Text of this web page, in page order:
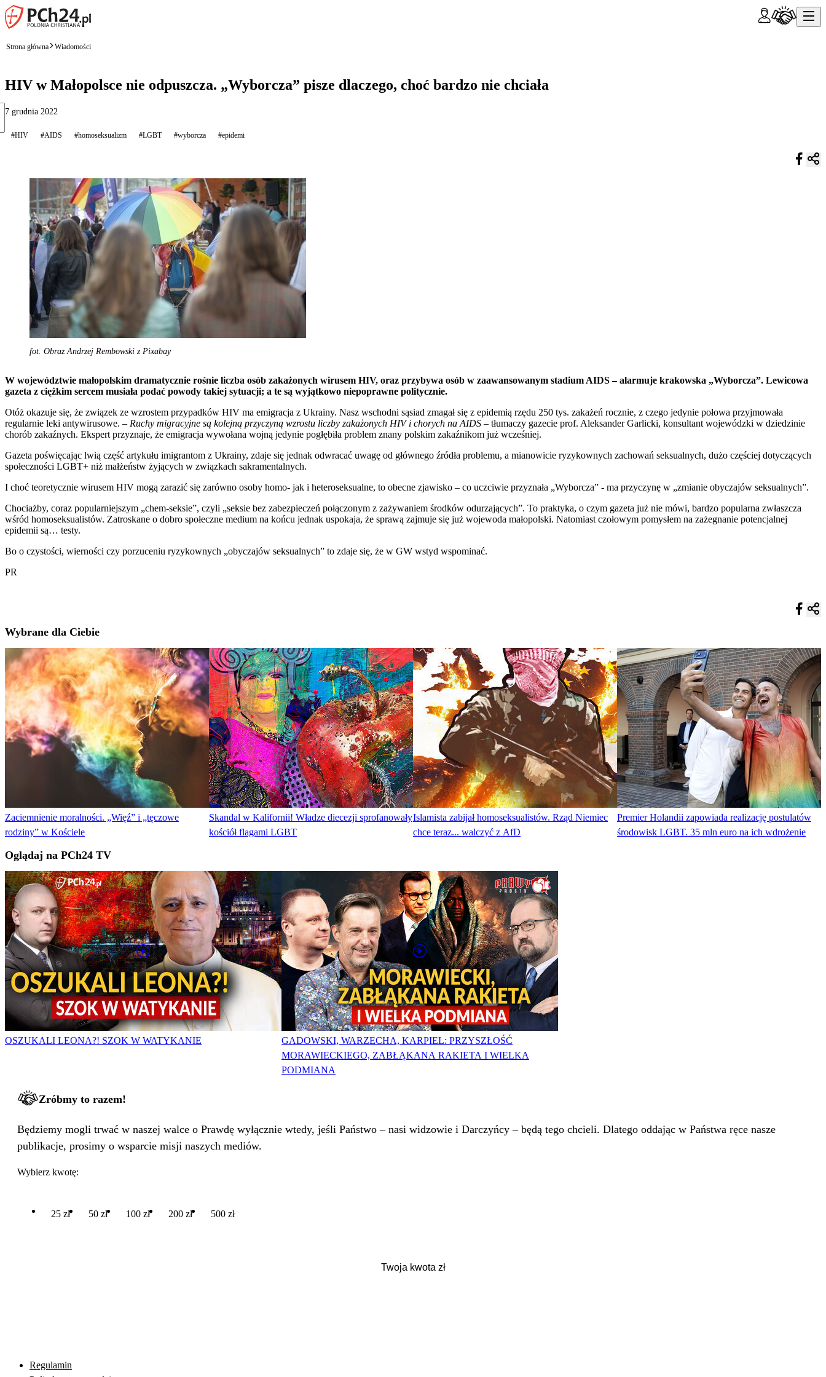
Strona główna Wiadomości
HIV w Małopolsce nie odpuszcza. „Wyborcza” pisze dlaczego, choć bardzo nie chciała
7 grudnia 2022
#HIV #AIDS #homoseksualizm #LGBT #wyborcza #epidemi
fot. Obraz Andrzej Rembowski z Pixabay
W województwie małopolskim dramatycznie rośnie liczba osób zakażonych wirusem HIV, oraz przybywa osób w zaawansowanym stadium AIDS – alarmuje krakowska „Wyborcza”. Lewicowa
gazeta z ciężkim sercem musiała podać powody takiej sytuacji; a te są wyjątkowo niepoprawne politycznie.
Otóż okazuje się, że związek ze wzrostem przypadków HIV ma emigracja z Ukrainy. Nasz wschodni sąsiad zmagał się z epidemią rzędu 250 tys. zakażeń rocznie, z czego jedynie połowa przyjmowała
regularnie leki antywirusowe. – Ruchy migracyjne są kolejną przyczyną wzrostu liczby zakażonych HIV i chorych na AIDS – tłumaczy gazecie prof. Aleksander Garlicki, konsultant wojewódzki w dziedzinie
chorób zakaźnych. Ekspert przyznaje, że emigracja wywołana wojną jedynie pogłębiła problem znany polskim zakaźnikom już wcześniej.
Gazeta poświęcając lwią część artykułu imigrantom z Ukrainy, zdaje się jednak odwracać uwagę od głównego źródła problemu, a mianowicie ryzykownych zachowań seksualnych, dużo częściej dotyczących
społeczności LGBT+ niż małżeństw żyjących w związkach sakramentalnych.
I choć teoretycznie wirusem HIV mogą zarazić się zarówno osoby homo- jak i heteroseksualne, to obecne zjawisko – co uczciwie przyznała „Wyborcza” - ma przyczynę w „zmianie obyczajów seksualnych”.
Chociażby, coraz popularniejszym „chem-seksie”, czyli „seksie bez zabezpieczeń połączonym z zażywaniem środków odurzających”. To praktyka, o czym gazeta już nie mówi, bardzo popularna zwłaszcza
wśród homoseksualistów. Zatroskane o dobro społeczne medium na końcu jednak uspokaja, że sprawą zajmuje się już wojewoda małopolski. Natomiast czołowym pomysłem na zażegnanie potencjalnej
epidemii są… testy.
Bo o czystości, wierności czy porzuceniu ryzykownych „obyczajów seksualnych” to zdaje się, że w GW wstyd wspominać.
PR
Wybrane dla Ciebie
Zaciemnienie moralności. „Więź” i „tęczowe
rodziny” w Kościele
Skandal w Kalifornii! Władze diecezji sprofanowały
kościół flagami LGBT
Islamista zabijał homoseksualistów. Rząd Niemiec
chce teraz... walczyć z AfD
Premier Holandii zapowiada realizację postulatów
środowisk LGBT. 35 mln euro na ich wdrożenie
Oglądaj na PCh24 TV
OSZUKALI LEONA?! SZOK W WATYKANIE
GADOWSKI, WARZECHA, KARPIEL: PRZYSZŁOŚĆ
MORAWIECKIEGO, ZABŁĄKANA RAKIETA I WIELKA
PODMIANA
Zróbmy to razem!
Będziemy mogli trwać w naszej walce o Prawdę wyłącznie wtedy, jeśli Państwo – nasi widzowie i Darczyńcy – będą tego chcieli. Dlatego oddając w Państwa ręce nasze
publikacje, prosimy o wsparcie misji naszych mediów.
Wybierz kwotę:
25 zł 50 zł 100 zł 200 zł 500 zł
Regulamin